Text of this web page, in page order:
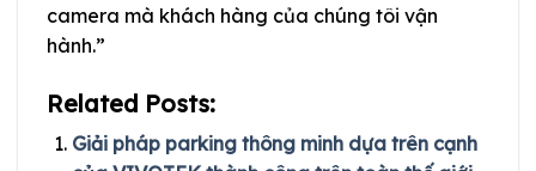
camera mà khách hàng của chúng tôi vận
hành.”
Related Posts:
Giải pháp parking thông minh dựa trên cạnh